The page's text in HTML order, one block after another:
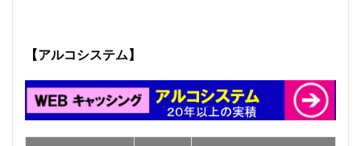
【アルコシステム】